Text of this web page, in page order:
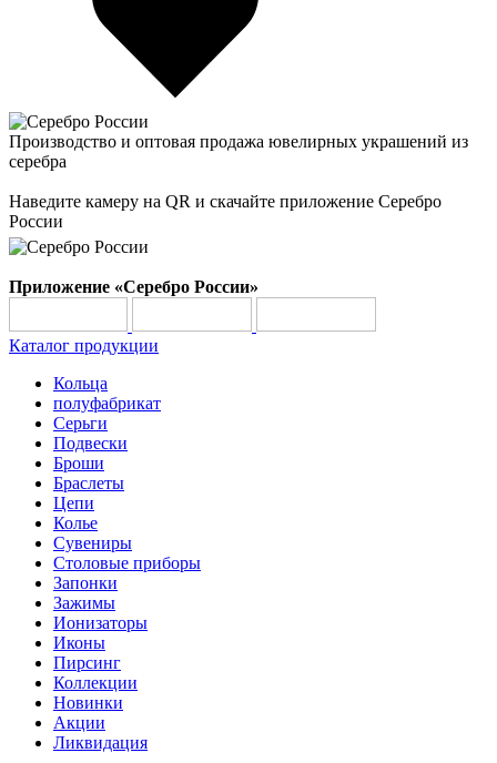
Производство и оптовая продажа ювелирных украшений из
серебра
Наведите камеру на QR и скачайте приложение Серебро
России
Приложение «Серебро России»
Каталог продукции
Кольца
полуфабрикат
Серьги
Подвески
Броши
Браслеты
Цепи
Колье
Сувениры
Столовые приборы
Запонки
Зажимы
Ионизаторы
Иконы
Пирсинг
Коллекции
Новинки
Акции
Ликвидация